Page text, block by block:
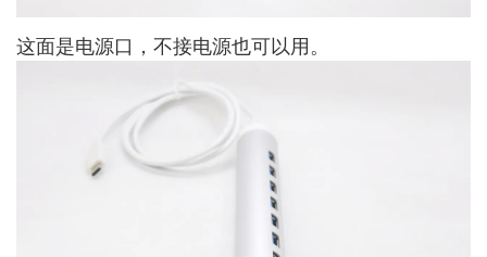
这面是电源口，不接电源也可以用。